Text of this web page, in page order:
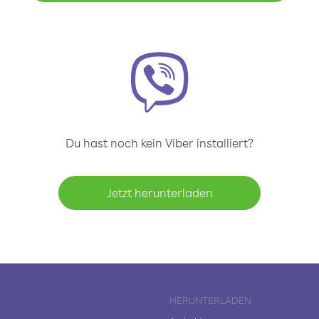
Du hast noch kein Viber installiert?
Jetzt herunterladen
HERUNTERLADEN